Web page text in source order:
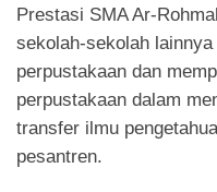
Prestasi SMA Ar-
sekolah-sekolah
perpustakaan dan
perpustakaan dalam
transfer ilmu
pesantren.